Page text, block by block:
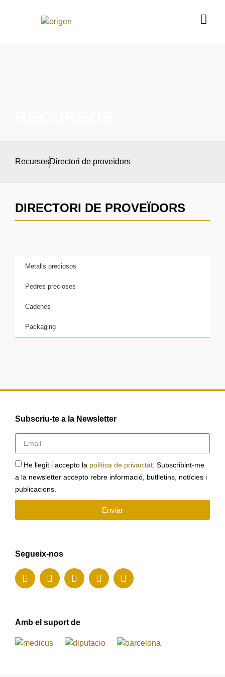
RecursosDirectori de proveïdors
DIRECTORI DE PROVEÏDORS
Metalls preciosos
Pedres precioses
Cadenes
Packaging
Subscriu-te a la Newsletter
He llegit i accepto la política de privacitat . Subscribint-me
a la newsletter accepto rebre informació, butlletins, notícies i
publicacions.
Enviar
Segueix-nos
Amb el suport de